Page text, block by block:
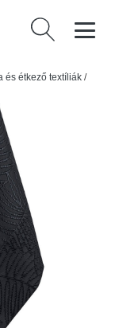
Keresés:
és étkező textíliák /